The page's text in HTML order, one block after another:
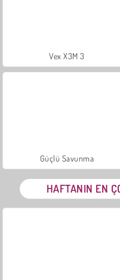
Vex X3M 3
Güçlü Savunma
HAFTANIN EN